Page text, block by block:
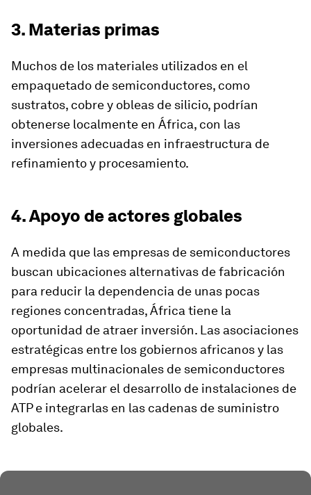
3. Materias primas
Muchos de los materiales utilizados en el
empaquetado de semiconductores, como
sustratos, cobre y obleas de silicio, podrían
obtenerse localmente en África, con las
inversiones adecuadas en infraestructura de
refinamiento y procesamiento.
4. Apoyo de actores globales
A medida que las empresas de semiconductores
buscan ubicaciones alternativas de fabricación
para reducir la dependencia de unas pocas
regiones concentradas, África tiene la
oportunidad de atraer inversión. Las asociaciones
estratégicas entre los gobiernos africanos y las
empresas multinacionales de semiconductores
podrían acelerar el desarrollo de instalaciones de
ATP e integrarlas en las cadenas de suministro
globales.